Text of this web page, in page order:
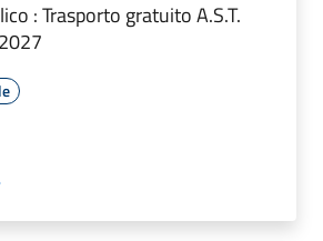
: Trasporto gratuito A.S.T.